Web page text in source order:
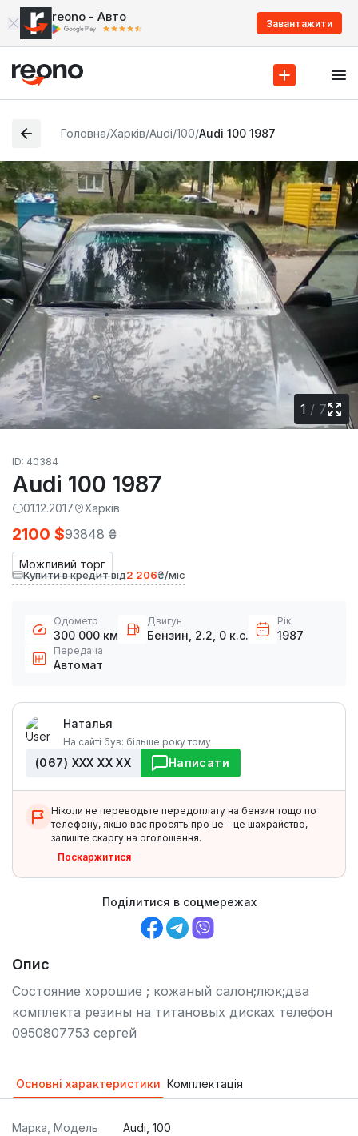
reono - Авто Завантажити
Головна/Харків/Audi/100/Audi 100 1987
1 / 7
ID: 40384
Audi 100 1987
01.12.2017 Харків
Можливий торг
2100 $93848 ₴
Купити в кредит від2 206₴/міс
Одометр
300 000 км
Двигун
Бензин, 2.2, 0 к.с.
Рік
1987
Передача
Автомат
Наталья
На сайті був: більше року тому
(067) ХХХ ХХ ХХ Написати
Ніколи не переводьте передоплату на бензин тощо по
телефону, якщо вас просять про це – це шахрайство,
залиште скаргу на оголошення.
Поскаржитися
Поділитися в соцмережах
Опис
Состояние хорошие ; кожаный салон;люк;два
комплекта резины на титановых дисках телефон
0950807753 сергей
Основні характеристики Комплектація
Марка, Модель Audi, 100